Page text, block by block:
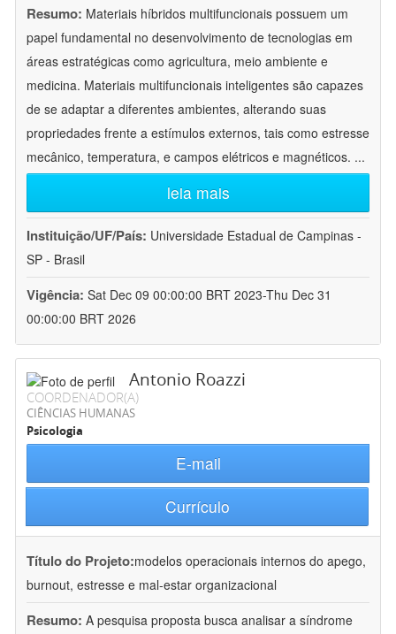
Resumo: Materiais híbridos multifuncionais possuem um
papel fundamental no desenvolvimento de tecnologias em
áreas estratégicas como agricultura, meio ambiente e
medicina. Materiais multifuncionais inteligentes são capazes
de se adaptar a diferentes ambientes, alterando suas
propriedades frente a estímulos externos, tais como estresse
mecânico, temperatura, e campos elétricos e magnéticos. ...
leia mais
Instituição/UF/País: Universidade Estadual de Campinas -
SP - Brasil
Vigência: Sat Dec 09 00:00:00 BRT 2023-Thu Dec 31
00:00:00 BRT 2026
Antonio Roazzi
COORDENADOR(A)
CIÊNCIAS HUMANAS
Psicologia
E-mail
Currículo
Título do Projeto:modelos operacionais internos do apego,
burnout, estresse e mal-estar organizacional
Resumo: A pesquisa proposta busca analisar a síndrome